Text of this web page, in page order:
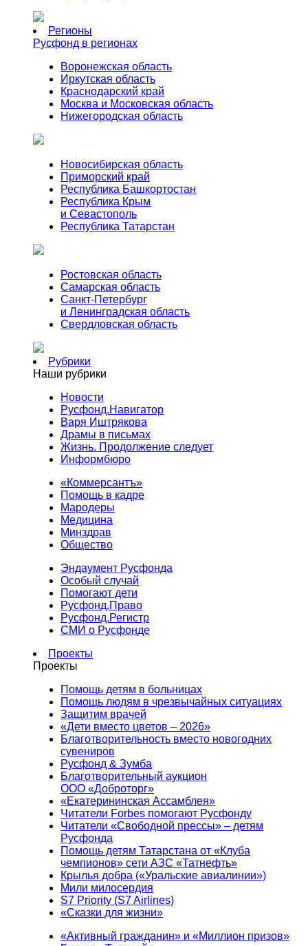
Регионы
Русфонд в регионах
Воронежская область
Иркутская область
Краснодарский край
Москва и Московская область
Нижегородская область
Новосибирская область
Приморский край
Республика Башкортостан
Республика Крым
и Севастополь
Республика Татарстан
Ростовская область
Самарская область
Санкт-Петербург
и Ленинградская область
Свердловская область
Рубрики
Наши рубрики
Новости
Русфонд.Навигатор
Варя Иштрякова
Драмы в письмах
Жизнь. Продолжение следует
Информбюро
«Коммерсантъ»
Помощь в кадре
Мародеры
Медицина
Минздрав
Общество
Эндаумент Русфонда
Особый случай
Помогают дети
Русфонд.Право
Русфонд.Регистр
СМИ о Русфонде
Проекты
Проекты
Помощь детям в больницах
Помощь людям в чрезвычайных ситуациях
Защитим врачей
«Дети вместо цветов – 2026»
Благотворительность вместо новогодних
сувениров
Русфонд & Зумба
Благотворительный аукцион
ООО «Доброторг»
«Екатерининская Ассамблея»
Читатели Forbes помогают Русфонду
Читатели «Свободной прессы» – детям
Русфонда
Помощь детям Татарстана от «Клуба
чемпионов» сети АЗС «Татнефть»
Крылья добра («Уральские авиалинии»)
Мили милосердия
S7 Priority (S7 Airlines)
«Сказки для жизни»
«Активный гражданин» и «Миллион призов»